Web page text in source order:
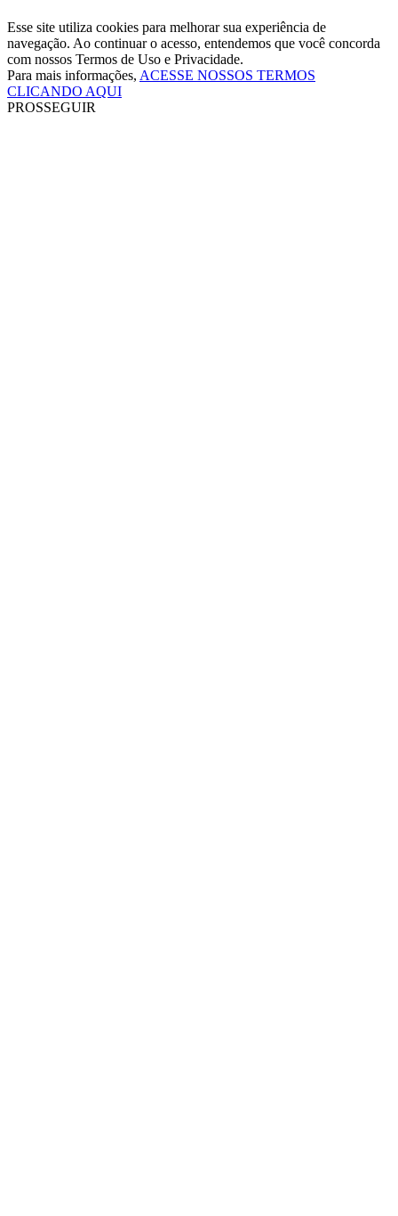
Esse site utiliza cookies para melhorar sua experiência de
navegação. Ao continuar o acesso, entendemos que você concorda
com nossos Termos de Uso e Privacidade.
Para mais informações, ACESSE NOSSOS TERMOS
CLICANDO AQUI
PROSSEGUIR